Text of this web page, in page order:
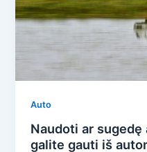
Auto
Naudoti ar
galite gauti iš